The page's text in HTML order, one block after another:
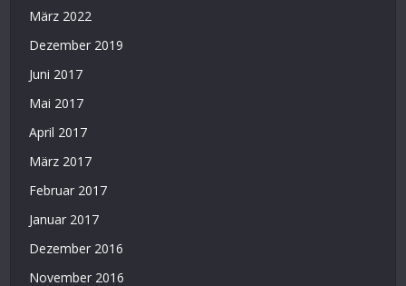
März 2022
Dezember 2019
Juni 2017
Mai 2017
April 2017
März 2017
Februar 2017
Januar 2017
Dezember 2016
November 2016